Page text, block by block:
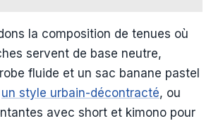
la composition de tenues où
servent de base neutre,
fluide et un sac banane pastel
un style urbain-décontracté, ou
avec short et kimono pour